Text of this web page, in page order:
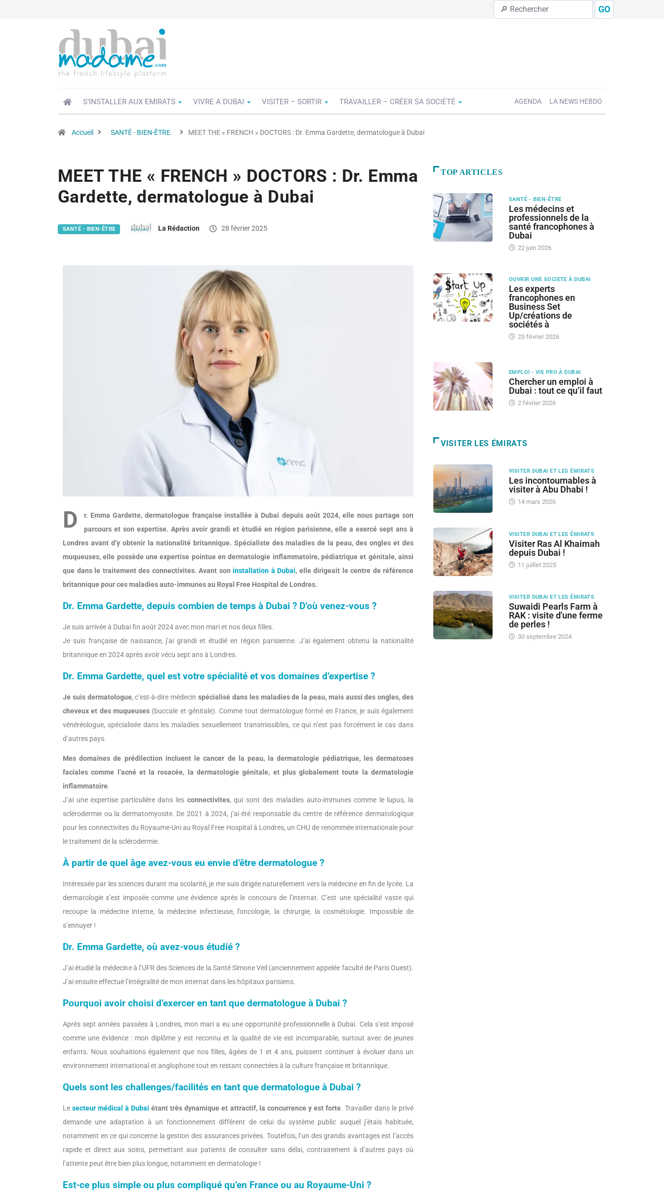
GO
S’INSTALLER AUX EMIRATS VIVRE A DUBAI VISITER – SORTIR TRAVAILLER – CRÉER SA SOCIÉTÉ AGENDA LA NEWS HEBDO
Accueil SANTÉ - BIEN-ÊTRE MEET THE « FRENCH » DOCTORS : Dr. Emma Gardette, dermatologue à Dubai
MEET THE « FRENCH » DOCTORS : Dr. Emma
Gardette, dermatologue à Dubai
SANTÉ - BIEN-ÊTRE La Rédaction 28 février 2025
D
r. Emma Gardette, dermatologue française installée à Dubai depuis août 2024, elle nous partage son
parcours et son expertise. Après avoir grandi et étudié en région parisienne, elle a exercé sept ans à
Londres avant d’y obtenir la nationalité britannique. Spécialiste des maladies de la peau, des ongles et des
muqueuses, elle possède une expertise pointue en dermatologie inflammatoire, pédiatrique et génitale, ainsi
que dans le traitement des connectivites. Avant son installation à Dubai, elle dirigeait le centre de référence
britannique pour ces maladies auto-immunes au Royal Free Hospital de Londres.
Dr. Emma Gardette, depuis combien de temps à Dubai ? D’où venez-vous ?
Je suis arrivée à Dubai fin août 2024 avec mon mari et nos deux filles.
Je suis française de naissance, j’ai grandi et étudié en région parisienne. J’ai également obtenu la nationalité
britannique en 2024 après avoir vécu sept ans à Londres.
Dr. Emma Gardette, quel est votre spécialité et vos domaines d’expertise ?
Je suis dermatologue, c’est-à-dire médecinspécialisé dans les maladies de la peau, mais aussi des ongles, des
cheveux et des muqueuses (buccale et génitale). Comme tout dermatologue formé en France, je suis également
vénéréologue, spécialisée dans les maladies sexuellement transmissibles, ce qui n’est pas forcément le cas dans
d’autres pays.
Mes domaines de prédilection incluent le cancer de la peau, la dermatologie pédiatrique, les dermatoses
faciales comme l’acné et la rosacée, la dermatologie génitale, et plus globalement toute la dermatologie
inflammatoire.
J’ai une expertise particulière dans les connectivites, qui sont des maladies auto-immunes comme le lupus, la
sclérodermie ou la dermatomyosite. De 2021 à 2024, j’ai été responsable du centre de référence dermatologique
pour les connectivites du Royaume-Uni au Royal Free Hospital à Londres, un CHU de renommée internationale pour
le traitement de la sclérodermie.
À partir de quel âge avez-vous eu envie d’être dermatologue ?
Intéressée par les sciences durant ma scolarité, je me suis dirigée naturellement vers la médecine en fin de lycée. La
dermatologie s’est imposée comme une évidence après le concours de l’internat. C’est une spécialité vaste qui
recoupe la médecine interne, la médecine infectieuse, l’oncologie, la chirurgie, la cosmétologie. Impossible de
s’ennuyer !
Dr. Emma Gardette, où avez-vous étudié ?
J’ai étudié la médecine à l’UFR des Sciences de la Santé Simone Veil (anciennement appelée faculté de Paris Ouest).
J’ai ensuite effectué l’intégralité de mon internat dans les hôpitaux parisiens.
Pourquoi avoir choisi d’exercer en tant que dermatologue à Dubai ?
Après sept années passées à Londres, mon mari a eu une opportunité professionnelle à Dubai. Cela s’est imposé
comme une évidence : mon diplôme y est reconnu et la qualité de vie est incomparable, surtout avec de jeunes
enfants. Nous souhaitions également que nos filles, âgées de 1 et 4 ans, puissent continuer à évoluer dans un
environnement international et anglophone tout en restant connectées à la culture française et britannique.
Quels sont les challenges/facilités en tant que dermatologue à Dubai ?
Lesecteur médical à Dubai étant très dynamique et attractif, la concurrence y est forte. Travailler dans le privé
demande une adaptation à un fonctionnement différent de celui du système public auquel j’étais habituée,
notamment en ce qui concerne la gestion des assurances privées. Toutefois, l’un des grands avantages est l’accès
rapide et direct aux soins, permettant aux patients de consulter sans délai, contrairement à d’autres pays où
l’attente peut être bien plus longue, notamment en dermatologie !
Est-ce plus simple ou plus compliqué qu’en France ou au Royaume-Uni ?
TOP ARTICLES
SANTÉ - BIEN-ÊTRE
Les médecins et
professionnels de la
santé francophones à
Dubai
22 juin 2026
OUVRIR UNE SOCIETE À DUBAI
Les experts
francophones en
Business Set
Up/créations de
sociétés à
23 février 2026
EMPLOI - VIE PRO À DUBAI
Chercher un emploi à
Dubai : tout ce qu’il faut
2 février 2026
VISITER LES ÉMIRATS
VISITER DUBAI ET LES ÉMIRATS
Les incontournables à
visiter à Abu Dhabi !
14 mars 2026
VISITER DUBAI ET LES ÉMIRATS
Visiter Ras Al Khaimah
depuis Dubai !
11 juillet 2025
VISITER DUBAI ET LES ÉMIRATS
Suwaidi Pearls Farm à
RAK : visite d'une ferme
de perles !
30 septembre 2024